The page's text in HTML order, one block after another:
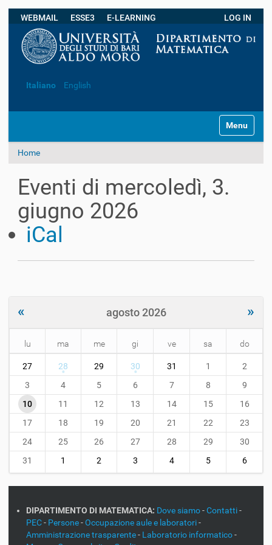
WEBMAIL ESSE3 E-LEARNING LOG IN
Italiano English
z
Toggle
Home
Eventi di mercoledì, 3.
giugno 2026
iCal
« agosto 2026 »
t
8
lu ma me gi ve sa do
27 28 29 30 31 1
2
3
4 5 6 7 8
9
10
11 12 13 14 15
16
17
18 19 20 21 22
23
24
25 26 27 28 29
30
31
1 2 3 4 5 6
DIPARTIMENTO DI MATEMATICA: Dove siamo-Contatti-
PEC- Persone-Occupazione aule e laboratori-
Amministrazione trasparente- Laboratorio informatico-